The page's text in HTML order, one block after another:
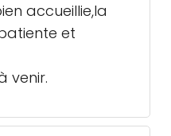
accueillie,la
et
venir.